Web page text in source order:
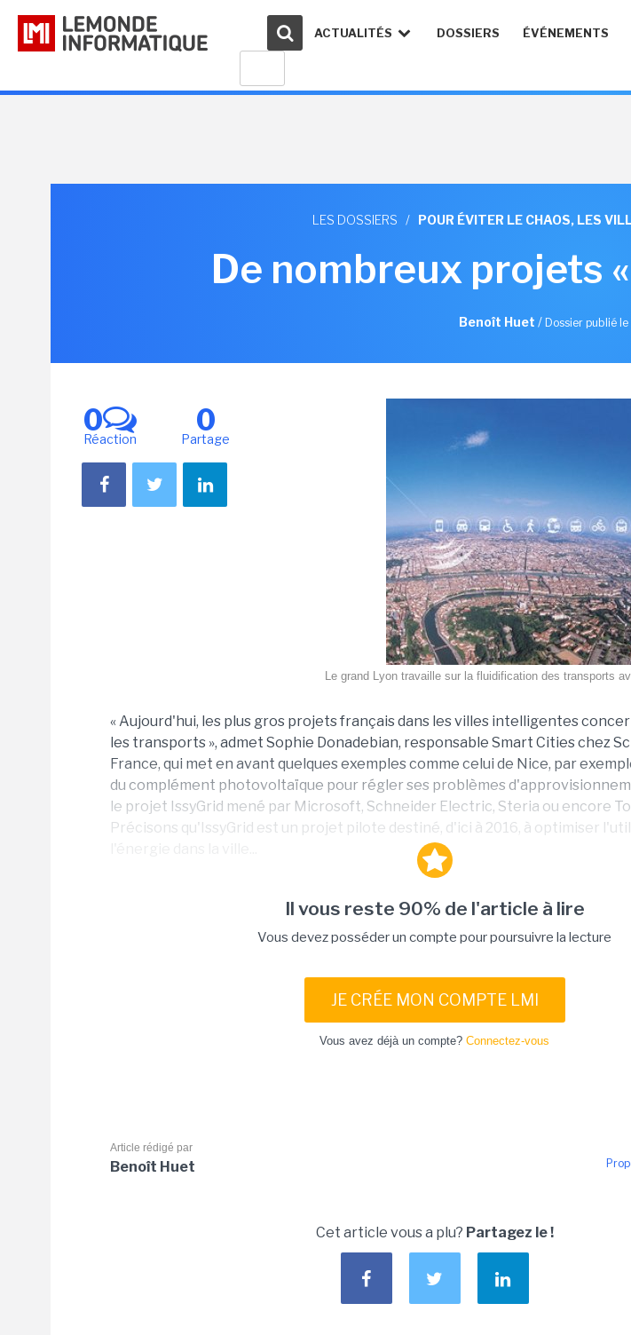
ACTUALITÉS DOSSIERS ÉVÉNEMENTS
LES DOSSIERS / POUR ÉVITER LE CHAOS, LES
De nombreux projets
Benoît Huet / Dossier publié
0
Réaction
0
Partage
Le grand Lyon travaille sur la fluidification des transports
« Aujourd'hui, les plus gros projets français dans les villes intelligentes
les transports », admet Sophie Donadebian, responsable Smart Cities chez
France, qui met en avant quelques exemples comme celui de Nice, par
du complément photovoltaïque pour régler ses problèmes
le projet IssyGrid mené par Microsoft, Schneider Electric, Steria ou encore
Précisons qu'IssyGrid est un projet pilote destiné, d'ici à 2016, à optimiser
Il vous reste 90% de l'article à lire
Vous devez posséder un compte pour poursuivre la lecture
JE CRÉE MON COMPTE LMI
Vous avez déjà un compte? Connectez-vous
Article rédigé par
Benoît Huet
Cet article vous a plu? Partagez le !